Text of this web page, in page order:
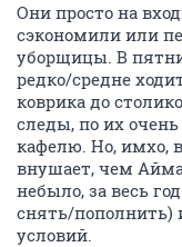
Они просто на
сэкономили или
уборщицы. В
редко/средне
коврика до
следы, по их
кафелю. Но, имхо,
внушает, чем
небыло, за весь
снять/
условий.